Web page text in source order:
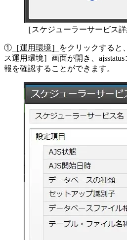
［スケジューラーサービス
① ［運用環境］
をクリックすると
ス運用環境］画面が開き、
報を確認することができます。